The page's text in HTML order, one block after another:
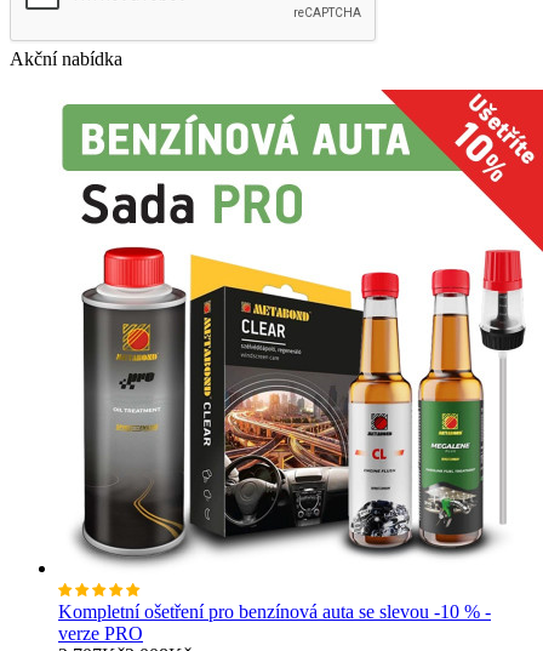
Akční nabídka
Kompletní ošetření pro benzínová auta se slevou -10 % -
verze PRO